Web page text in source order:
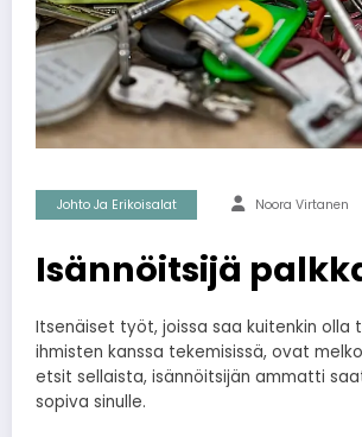
Johto Ja Erikoisalat Noora Virtanen
Isännöitsijä
Itsenäiset työt, joissa saa kuitenkin olla
ihmisten kanssa tekemisissä, ovat
etsit sellaista, isännöitsijän ammatti
sopiva sinulle.